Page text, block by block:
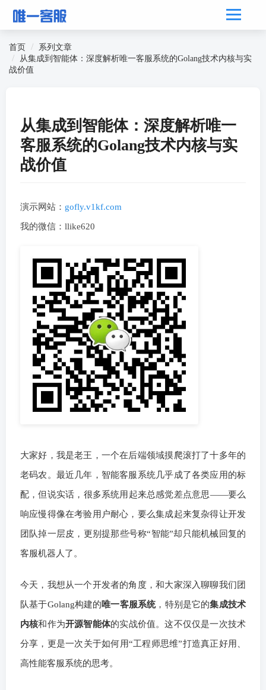
首页
系列文章
从集成到智能体：深度解析唯一客服系统的Golang技术内核与实
战价值
从集成到智能体：深度解析唯一
客服系统的Golang技术内核与实
战价值
演示网站： gofly.v1kf.com
我的微信：llike620
大家好，我是老王，一个在后端领域摸爬滚打了十多年的
老码农。最近几年，智能客服系统几乎成了各类应用的标
配，但说实话，很多系统用起来总感觉差点意思——要么
响应慢得像在考验用户耐心，要么集成起来复杂得让开发
团队掉一层皮，更别提那些号称“智能”却只能机械回复的
客服机器人了。
今天，我想从一个开发者的角度，和大家深入聊聊我们团
队基于Golang构建的唯一客服系统，特别是它的集成技术
内核和作为开源智能体的实战价值。这不仅仅是一次技术
分享，更是一次关于如何用“工程师思维”打造真正好用、
高性能客服系统的思考。